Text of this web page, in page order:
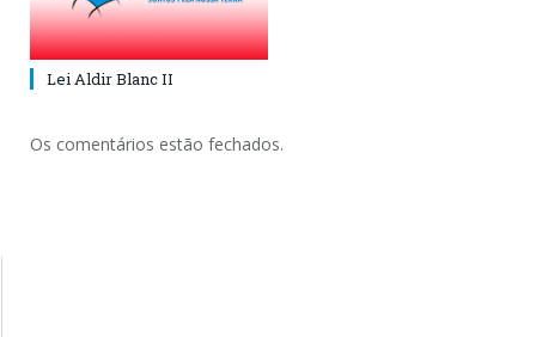
Lei Aldir Blanc II
Os comentários estão fechados.